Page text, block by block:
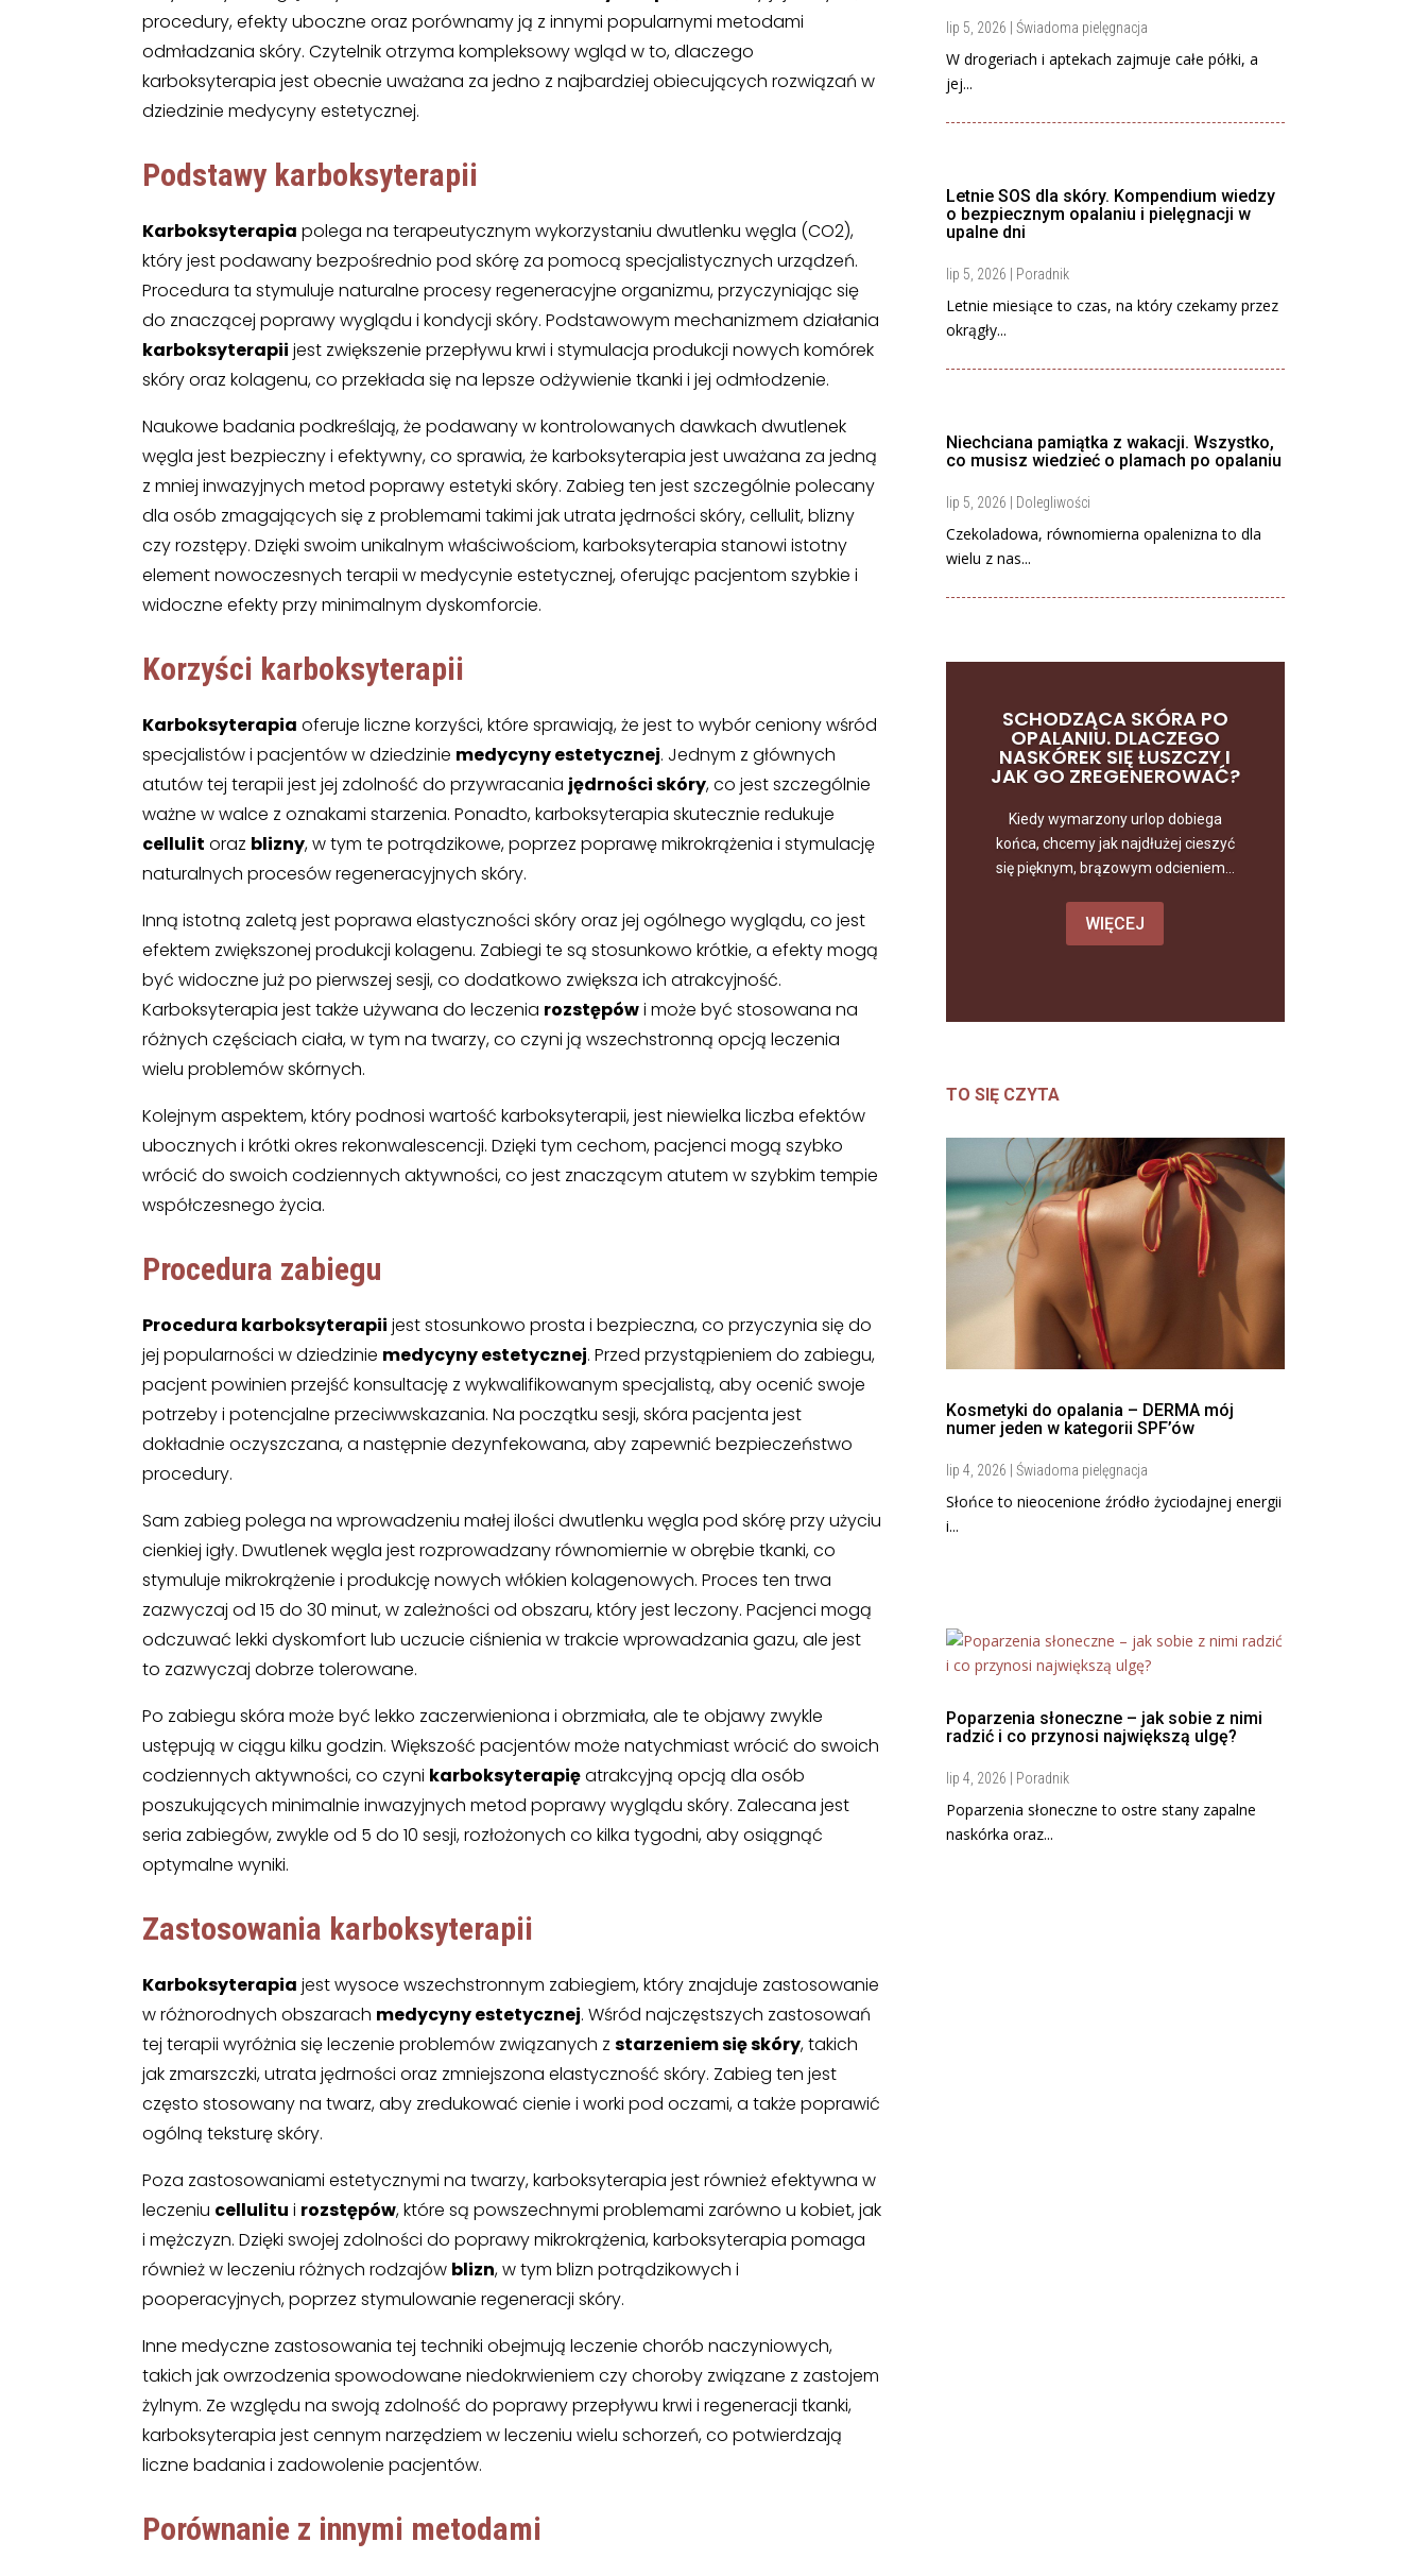
procedury, efekty uboczne oraz porównamy ją z innymi popularnymi metodami
odmładzania skóry. Czytelnik otrzyma kompleksowy wgląd w to, dlaczego
karboksyterapia jest obecnie uważana za jedno z najbardziej obiecujących rozwiązań w
dziedzinie medycyny estetycznej.
Podstawy karboksyterapii
Karboksyterapia polega na terapeutycznym wykorzystaniu dwutlenku węgla (CO2),
który jest podawany bezpośrednio pod skórę za pomocą specjalistycznych urządzeń.
Procedura ta stymuluje naturalne procesy regeneracyjne organizmu, przyczyniając się
do znaczącej poprawy wyglądu i kondycji skóry. Podstawowym mechanizmem działania
karboksyterapii jest zwiększenie przepływu krwi i stymulacja produkcji nowych komórek
skóry oraz kolagenu, co przekłada się na lepsze odżywienie tkanki i jej odmłodzenie.
Naukowe badania podkreślają, że podawany w kontrolowanych dawkach dwutlenek
węgla jest bezpieczny i efektywny, co sprawia, że karboksyterapia jest uważana za jedną
z mniej inwazyjnych metod poprawy estetyki skóry. Zabieg ten jest szczególnie polecany
dla osób zmagających się z problemami takimi jak utrata jędrności skóry, cellulit, blizny
czy rozstępy. Dzięki swoim unikalnym właściwościom, karboksyterapia stanowi istotny
element nowoczesnych terapii w medycynie estetycznej, oferując pacjentom szybkie i
widoczne efekty przy minimalnym dyskomforcie.
Korzyści karboksyterapii
Karboksyterapia oferuje liczne korzyści, które sprawiają, że jest to wybór ceniony wśród
specjalistów i pacjentów w dziedzinie medycyny estetycznej. Jednym z głównych
atutów tej terapii jest jej zdolność do przywracania jędrności skóry, co jest szczególnie
ważne w walce z oznakami starzenia. Ponadto, karboksyterapia skutecznie redukuje
cellulit oraz blizny, w tym te potrądzikowe, poprzez poprawę mikrokrążenia i stymulację
naturalnych procesów regeneracyjnych skóry.
Inną istotną zaletą jest poprawa elastyczności skóry oraz jej ogólnego wyglądu, co jest
efektem zwiększonej produkcji kolagenu. Zabiegi te są stosunkowo krótkie, a efekty mogą
być widoczne już po pierwszej sesji, co dodatkowo zwiększa ich atrakcyjność.
Karboksyterapia jest także używana do leczenia rozstępówi może być stosowana na
różnych częściach ciała, w tym na twarzy, co czyni ją wszechstronną opcją leczenia
wielu problemów skórnych.
Kolejnym aspektem, który podnosi wartość karboksyterapii, jest niewielka liczba efektów
ubocznych i krótki okres rekonwalescencji. Dzięki tym cechom, pacjenci mogą szybko
wrócić do swoich codziennych aktywności, co jest znaczącym atutem w szybkim tempie
współczesnego życia.
Procedura zabiegu
Procedura karboksyterapii jest stosunkowo prosta i bezpieczna, co przyczynia się do
jej popularności w dziedzinie medycyny estetycznej. Przed przystąpieniem do zabiegu,
pacjent powinien przejść konsultację z wykwalifikowanym specjalistą, aby ocenić swoje
potrzeby i potencjalne przeciwwskazania. Na początku sesji, skóra pacjenta jest
dokładnie oczyszczana, a następnie dezynfekowana, aby zapewnić bezpieczeństwo
procedury.
Sam zabieg polega na wprowadzeniu małej ilości dwutlenku węgla pod skórę przy użyciu
cienkiej igły. Dwutlenek węgla jest rozprowadzany równomiernie w obrębie tkanki, co
stymuluje mikrokrążenie i produkcję nowych włókien kolagenowych. Proces ten trwa
zazwyczaj od 15 do 30 minut, w zależności od obszaru, który jest leczony. Pacjenci mogą
odczuwać lekki dyskomfort lub uczucie ciśnienia w trakcie wprowadzania gazu, ale jest
to zazwyczaj dobrze tolerowane.
Po zabiegu skóra może być lekko zaczerwieniona i obrzmiała, ale te objawy zwykle
ustępują w ciągu kilku godzin. Większość pacjentów może natychmiast wrócić do swoich
codziennych aktywności, co czyni karboksyterapięatrakcyjną opcją dla osób
poszukujących minimalnie inwazyjnych metod poprawy wyglądu skóry. Zalecana jest
seria zabiegów, zwykle od 5 do 10 sesji, rozłożonych co kilka tygodni, aby osiągnąć
optymalne wyniki.
Zastosowania karboksyterapii
Karboksyterapia jest wysoce wszechstronnym zabiegiem, który znajduje zastosowanie
w różnorodnych obszarach medycyny estetycznej. Wśród najczęstszych zastosowań
tej terapii wyróżnia się leczenie problemów związanych zstarzeniem się skóry, takich
jak zmarszczki, utrata jędrności oraz zmniejszona elastyczność skóry. Zabieg ten jest
często stosowany na twarz, aby zredukować cienie i worki pod oczami, a także poprawić
ogólną teksturę skóry.
Poza zastosowaniami estetycznymi na twarzy, karboksyterapia jest również efektywna w
leczeniu cellulitu i rozstępów, które są powszechnymi problemami zarówno u kobiet, jak
i mężczyzn. Dzięki swojej zdolności do poprawy mikrokrążenia, karboksyterapia pomaga
również w leczeniu różnych rodzajów blizn, w tym blizn potrądzikowych i
pooperacyjnych, poprzez stymulowanie regeneracji skóry.
Inne medyczne zastosowania tej techniki obejmują leczenie chorób naczyniowych,
takich jak owrzodzenia spowodowane niedokrwieniem czy choroby związane z zastojem
żylnym. Ze względu na swoją zdolność do poprawy przepływu krwi i regeneracji tkanki,
karboksyterapia jest cennym narzędziem w leczeniu wielu schorzeń, co potwierdzają
liczne badania i zadowolenie pacjentów.
Porównanie z innymi metodami
lip 5, 2026 Świadoma pielęgnacja
W drogeriach i aptekach zajmuje całe półki, a
jej...
Letnie SOS dla skóry. Kompendium wiedzy
o bezpiecznym opalaniu i pielęgnacji w
upalne dni
lip 5, 2026 Poradnik
Letnie miesiące to czas, na który czekamy przez
okrągły...
Niechciana pamiątka z wakacji. Wszystko,
co musisz wiedzieć o plamach po opalaniu
lip 5, 2026 Dolegliwości
Czekoladowa, równomierna opalenizna to dla
wielu z nas...
SCHODZĄCA SKÓRA PO
OPALANIU. DLACZEGO
NASKÓREK SIĘ ŁUSZCZY I
JAK GO ZREGENEROWAĆ?
Kiedy wymarzony urlop dobiega
końca, chcemy jak najdłużej cieszyć
się pięknym, brązowym odcieniem...
WIĘCEJ
TO SIĘ CZYTA
Kosmetyki do opalania – DERMA mój
numer jeden w kategorii SPF’ów
lip 4, 2026 Świadoma pielęgnacja
Słońce to nieocenione źródło życiodajnej energii
i...
Poparzenia słoneczne – jak sobie z nimi
radzić i co przynosi największą ulgę?
lip 4, 2026 Poradnik
Poparzenia słoneczne to ostre stany zapalne
naskórka oraz...